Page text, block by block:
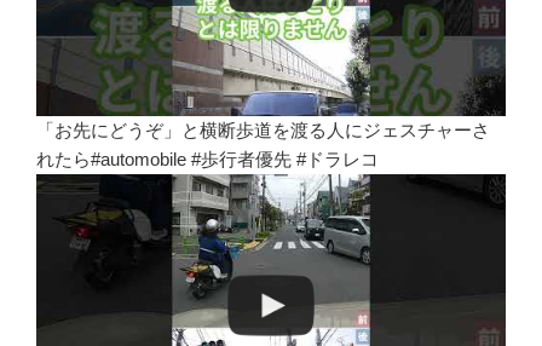
「お先にどうぞ」と横断歩道を渡る人にジェスチャーさ
れたら#automobile #歩行者優先 #ドラレコ